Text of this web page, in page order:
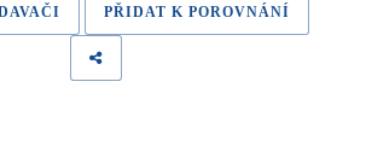
PŘIDAT K POROVNÁNÍ